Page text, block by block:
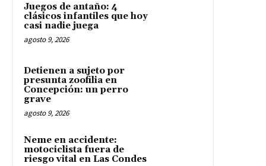
Juegos de antaño: 4
clásicos infantiles que hoy
casi nadie juega
agosto 9, 2026
Detienen a sujeto por
presunta zoofilia en
Concepción: un perro
grave
agosto 9, 2026
Neme en accidente:
motociclista fuera de
riesgo vital en Las Condes